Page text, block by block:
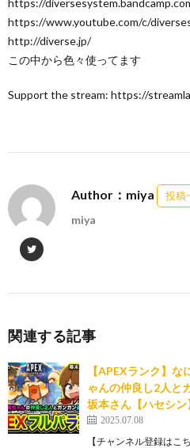
https://www.youtube.com/c/
http://diverse.jp/
この中から色々使ってます
Support the stream: https://
Author：miya 投稿
miya
関連する記事
【APEXランク】
ゃんの仲良し2人と
坂本さん【ハセシ
2025.07.08
【チャンネル登録はこ